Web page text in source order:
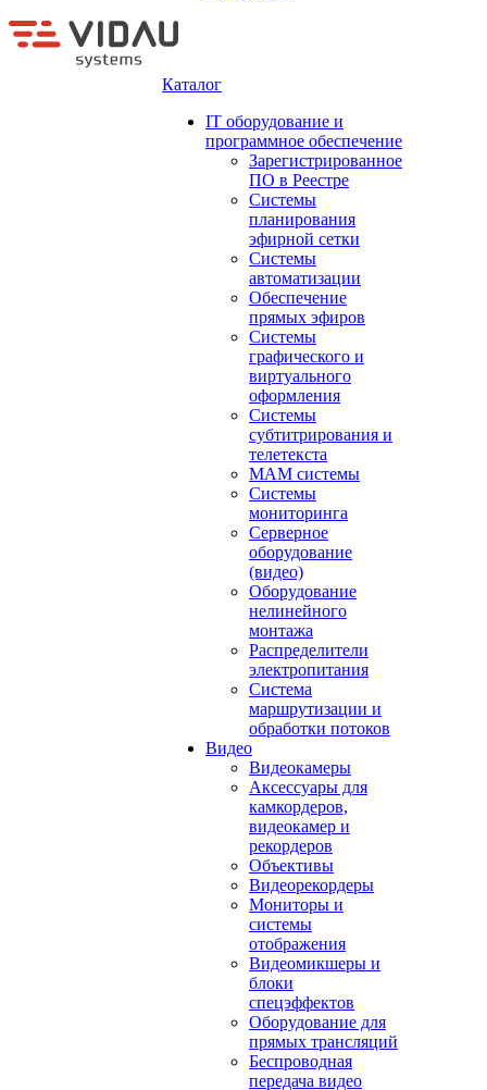
Каталог
IT оборудование и
программное обеспечение
Зарегистрированное
ПО в Реестре
Системы
планирования
эфирной сетки
Системы
автоматизации
Обеспечение
прямых эфиров
Системы
графического и
виртуального
оформления
Системы
субтитрирования и
телетекста
MAM системы
Системы
мониторинга
Серверное
оборудование
(видео)
Оборудование
нелинейного
монтажа
Распределители
электропитания
Система
маршрутизации и
обработки потоков
Видео
Видеокамеры
Аксессуары для
камкордеров,
видеокамер и
рекордеров
Объективы
Видеорекордеры
Мониторы и
системы
отображения
Видеомикшеры и
блоки
спецэффектов
Оборудование для
прямых трансляций
Беспроводная
передача видео